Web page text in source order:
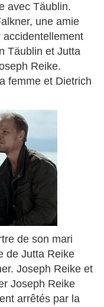
avec Täublin.
une amie
accidentellement
Täublin et Jutta
Reike.
femme et Dietrich
de son mari
de Jutta Reike
Joseph Reike et
Joseph Reike
arrêtés par la